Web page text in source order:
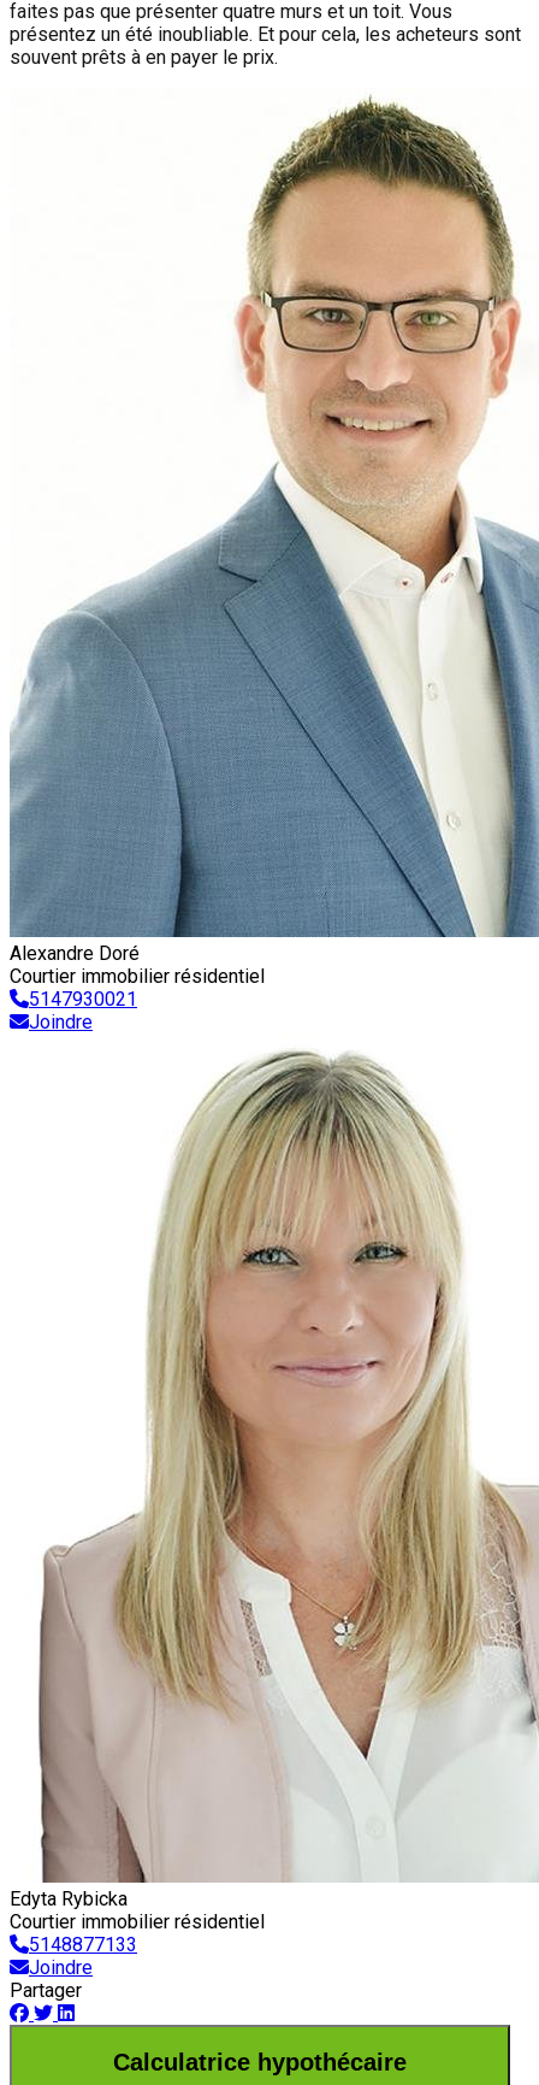
faites pas que présenter quatre murs et un toit. Vous
présentez un été inoubliable. Et pour cela, les acheteurs sont
souvent prêts à en payer le prix.
Alexandre Doré
Courtier immobilier résidentiel
5147930021
Joindre
Edyta Rybicka
Courtier immobilier résidentiel
5148877133
Joindre
Partager
Calculatrice hypothécaire